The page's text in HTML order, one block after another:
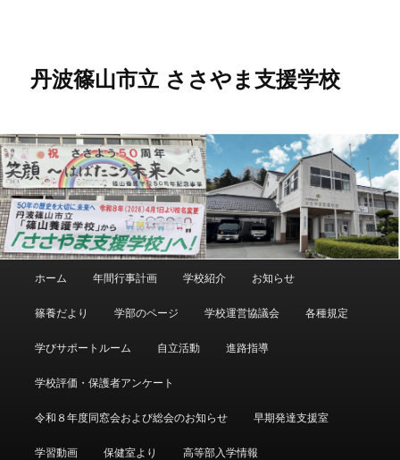
ツ
へ
移
動
へ
移
動
丹波篠山市立 ささやま支援学校
ホーム 年間行事計画 学校紹介 お知らせ
篠養だより 学部のページ 学校運営協議会 各種規定
学びサポートルーム 自立活動 進路指導
学校評価・保護者アンケート
令和８年度同窓会および総会のお知らせ 早期発達支援室
学習動画 保健室より 高等部入学情報